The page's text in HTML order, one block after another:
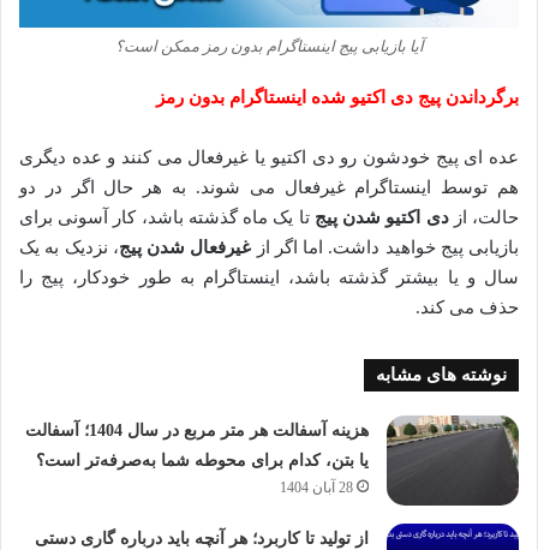
آیا بازیابی پیج اینستاگرام بدون رمز ممکن است؟
برگرداندن پیج دی اکتیو شده اینستاگرام بدون رمز
عده ای پیج خودشون رو دی اکتیو یا غیرفعال می کنند و عده دیگری
هم توسط اینستاگرام غیرفعال می شوند. به هر حال اگر در دو
حالت، ازدی اکتیو شدن پیج تا یک ماه گذشته باشد، کار آسونی برای
بازیابی پیج خواهید داشت. اما اگر از غیرفعال شدن پیج، نزدیک به یک
سال و یا بیشتر گذشته باشد، اینستاگرام به طور خودکار، پیج را
حذف می کند.
نوشته های مشابه
هزینه آسفالت هر متر مربع در سال 1404؛ آسفالت
یا بتن، کدام برای محوطه شما به‌صرفه‌تر است؟
28 آبان 1404
از تولید تا کاربرد؛ هر آنچه باید درباره گاری دستی